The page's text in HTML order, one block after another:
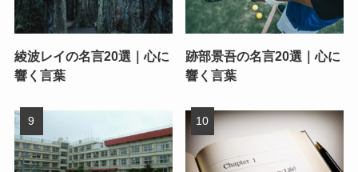
綾波レイの名言20選｜心に
響く言葉
跡部景吾の名言20選｜心に
響く言葉